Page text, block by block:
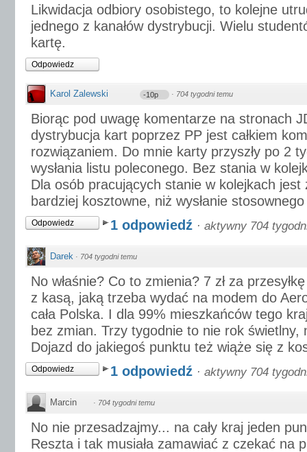
Likwidacja odbiory osobistego, to kolejne
jednego z kanałów dystrybucji. Wielu
kartę.
Odpowiedz
Karol Zalewski -10p · 704 tygodni temu
Biorąc pod uwagę komentarze na stronach
dystrybucja kart poprzez PP jest całkiem
rozwiązaniem. Do mnie karty przyszły po 2
wysłania listu poleconego. Bez stania w
Dla osób pracujących stanie w kolejkach jest
bardziej kosztowne, niż wysłanie
Odpowiedz 1 odpowiedź · aktywny 704
Darek · 704 tygodni temu
No właśnie? Co to zmienia? 7 zł za
z kasą, jaką trzeba wydać na modem do
cała Polska. I dla 99% mieszkańców tego
bez zmian. Trzy tygodnie to nie rok świetlny,
Dojazd do jakiegoś punktu też wiąże się z
Odpowiedz 1 odpowiedź · aktywny 704
Marcin · 704 tygodni temu
No nie przesadzajmy... na cały kraj jeden
Reszta i tak musiała zamawiać z czekać na